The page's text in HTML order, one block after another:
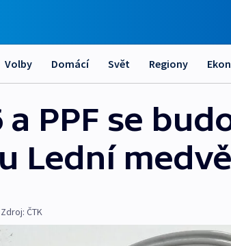
Volby Domácí Svět Regiony
a PPF se
Lední
Zdroj: ČTK